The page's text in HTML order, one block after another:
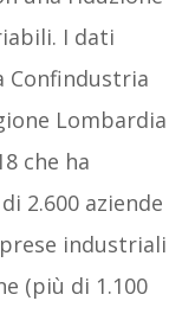
I dati
Confindustria
Lombardia
che ha
2.600 aziende
industriali
(più di 1.100